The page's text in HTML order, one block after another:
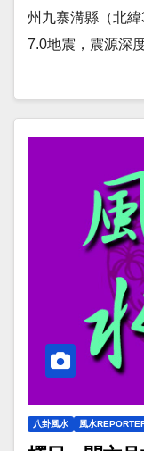
州九寨溝縣（北
7.0地震，震源深
八卦風水 風水